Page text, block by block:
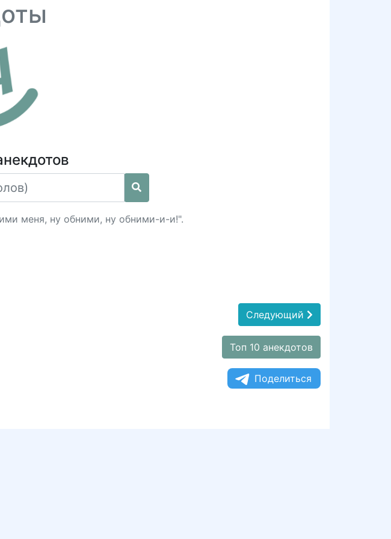
меня, ну обними, ну обними-и-и!".
Следующий
Топ 10 анекдотов
Поделиться